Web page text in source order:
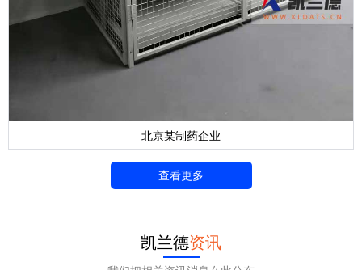
北京某制药企业
查看更多
凯兰德资讯